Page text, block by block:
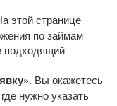
этой странице
по займам
подходящий
. Вы окажетесь
нужно указать